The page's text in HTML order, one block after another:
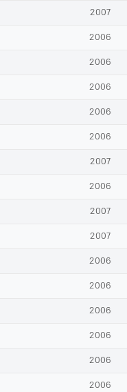
2007
2006
2006
2006
2006
2006
2007
2006
2007
2007
2006
2006
2006
2006
2006
2006